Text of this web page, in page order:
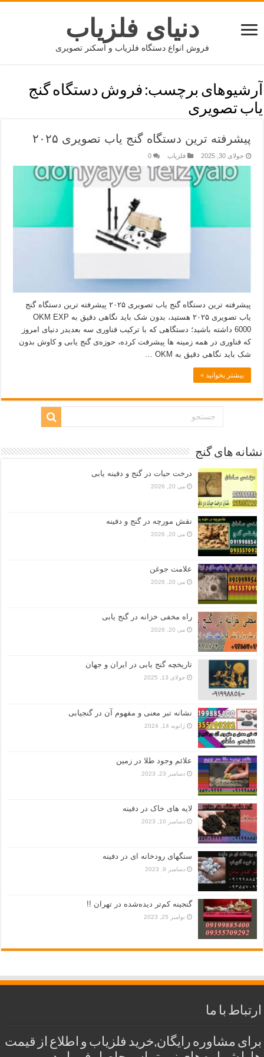
دنیای فلزیاب
فروش انواع دستگاه فلزیاب و اسکنر تصویری
آرشیوهای برچسب: فروش دستگاه گنج
یاب تصویری
پیشرفته ترین دستگاه گنج یاب تصویری ۲۰۲۵
جولای 30, 2025 فلزیاب 0
پیشرفته ترین دستگاه گنج یاب تصویری ۲۰۲۵ پیشرفته ترین دستگاه گنج
یاب تصویری ۲۰۲۵ هستید، بدون شک باید نگاهی دقیق به OKM EXP
6000 داشته باشید؛ دستگاهی که با ترکیب فناوری سه‌ بعدیدر دنیای امروز
که فناوری در همه زمینه‌ ها پیشرفت کرده، حوزه‌ی گنج‌ یابی و کاوش بدون
شک باید نگاهی دقیق به OKM …
بیشتر بخوانید »
نشانه های گنج
درخت حیات در گنج و دفینه یابی
می 20, 2026
نقش مورچه در گنج و دفینه
می 20, 2026
علامت جوغن
می 20, 2026
راه مخفی خزانه در گنج یابی
می 20, 2026
تاریخچه گنج‌ یابی در ایران و جهان
جولای 13, 2025
نشانه تبر معنی و مفهوم آن در گنجیابی
ژانویه 14, 2024
علائم وجود طلا در زمین
دسامبر 23, 2023
لایه های خاک در دفینه
دسامبر 10, 2023
سنگهای رودخانه ای در دفینه
دسامبر 9, 2023
گنجینه کم‌تر دیده‌شده در تهران !!
نوامبر 25, 2023
ارتباط با ما
برای مشاوره رایگان,خرید فلزیاب و اطلاع از قیمت